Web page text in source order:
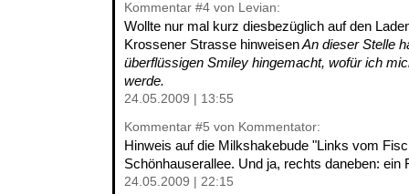
Kommentar #4von Levian:
Wollte nur mal kurz diesbezüglich auf den
Krossener Strasse hinweisenAn dieser Stelle
überflüssigen Smiley hingemacht, wofür ich
werde.
24.05.2009 | 13:55
Kommentar #5 von Kommentator:
Hinweis auf die Milkshakebude "Links vom
Schönhauserallee. Und ja, rechts daneben: ein
24.05.2009 | 22:15